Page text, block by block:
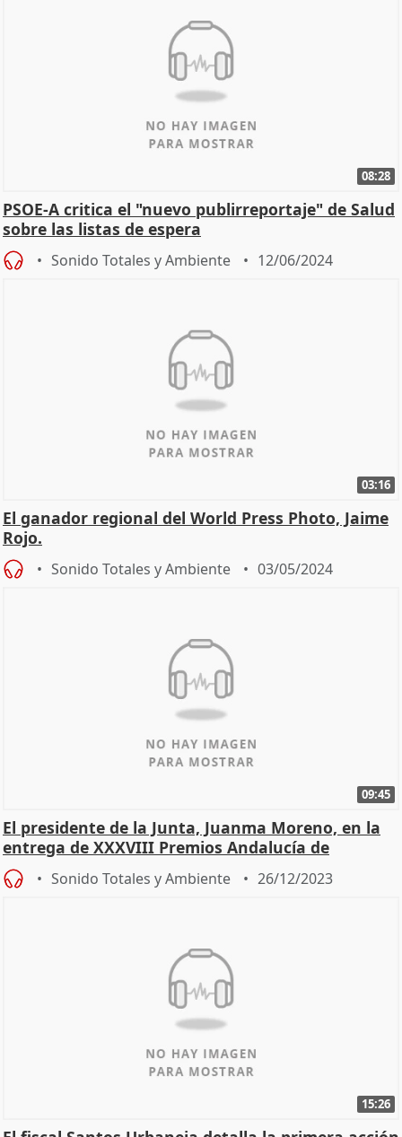
08:28
PSOE-A critica el "nuevo publirreportaje" de Salud
sobre las listas de espera
Sonido Totales y Ambiente 12/06/2024
03:16
El ganador regional del World Press Photo, Jaime
Rojo.
Sonido Totales y Ambiente 03/05/2024
09:45
El presidente de la Junta, Juanma Moreno, en la
entrega de XXXVIII Premios Andalucía de
Periodismo
Sonido Totales y Ambiente 26/12/2023
15:26